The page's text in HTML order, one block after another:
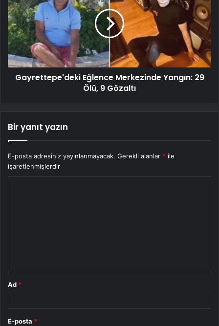
Gayrettepe'deki Eğlence Merkezinde Yangın: 29
Ölü, 9 Gözaltı
Bir yanıt yazın
E-posta adresiniz yayınlanmayacak. Gerekli alanlar * ile
işaretlenmişlerdir
Ad *
E-posta *